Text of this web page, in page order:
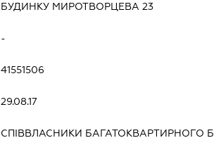
БУДИНКУ МИРОТВОРЦЕВА 23
-
41551506
29.08.17
СПІВВЛАСНИКИ БАГАТОКВАРТИРНОГО